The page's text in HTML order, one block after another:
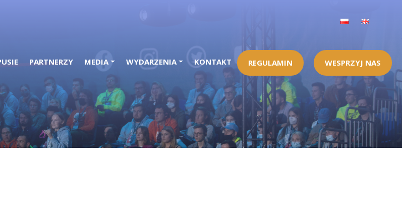
PARTNERZY MEDIA WYDARZENIA KONTAKT REGULAMIN WESPRZYJ NAS